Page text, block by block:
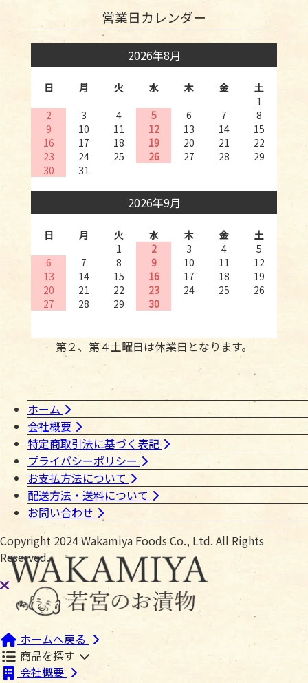
営業日カレンダー
2026年8月
日 月 火 水 木 金
土
1
2
3 4 5 6 7
8
9
10 11 12 13 14
15
16
17 18 19 20 21
22
23
24 25 26 27 28
29
30
31
2026年9月
日 月 火 水 木 金
土
1
2 3 4
5
6
7 8 9 10 11
12
13
14 15 16 17 18
19
20
21 22 23 24 25
26
27
28 29 30
第２、第４土曜日は休業日となります。
ホーム
会社概要
特定商取引法に基づく表記
プライバシーポリシー
お支払方法について
配送方法・送料について
お問い合わせ
Copyright 2024 Wakamiya Foods Co., Ltd. All Rights
Reserved.
ホームへ戻る
商品を探す
会社概要